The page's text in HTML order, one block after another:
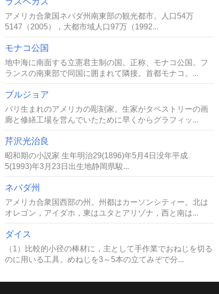
アメリカ合衆国ネバダ州南東部の観光都市。人口54万
5147（2005），大都市域人口97万（1992...
モナコ公国
地中海に南面する立憲君主制の国。正称、モナコ公国。フ
ランスの南東部で同国に囲まれて隣接。首都モナコ。...
ブルジョア
パリ生まれのアメリカの彫刻家。生家がタペストリーの画
廊と修繕工場を営んでいたために早くからグラフィッ...
芹沢光治良
昭和期の小説家 生年明治29(1896)年5月4日没年平成
5(1993)年3月23日出生地静岡県駿...
ネバダ州
アメリカ合衆国西部の州。州都はカーソンシティー。北は
オレゴン，アイダホ，東はユタとアリゾナ，西と南は...
ダイス
（1）比較的小径の棒材に，主として手作業でおねじを切る
のに用いる工具。めねじを3～5本の立てみぞで分...